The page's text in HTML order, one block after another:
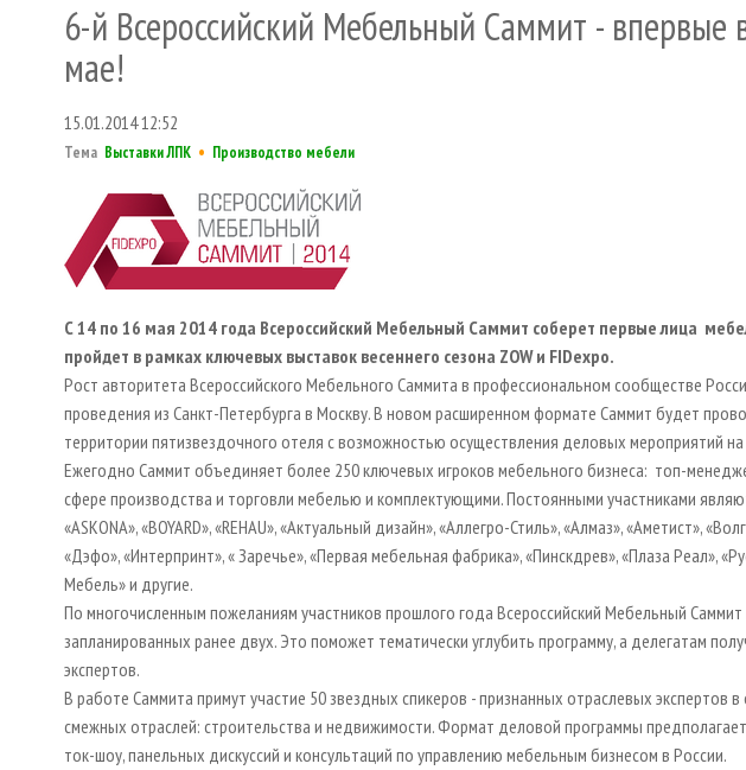
6-й Всероссийский Мебельный Саммит - впервые
мае!
15.01.2014 12:52
Тема Выставки ЛПК • Производство мебели
С 14 по 16 мая 2014 года Всероссийский Мебельный Саммит соберет первые лица
пройдет в рамках ключевых выставок весеннего сезона ZOW и FIDexpo.
Рост авторитета Всероссийского Мебельного Саммита в профессиональном сообществе
проведения из Санкт-Петербурга в Москву. В новом расширенном формате Саммит будет
территории пятизвездочного отеля с возможностью осуществления деловых мероприятий
Ежегодно Саммит объединяет более 250 ключевых игроков мебельного бизнеса: топ-
сфере производства и торговли мебелью и комплектующими. Постоянными участниками
«ASKONA», «BOYARD», «REHAU», «Актуальный дизайн», «Аллегро-Стиль», «Алмаз», «Аметист»,
«Дэфо», «Интерпринт», « Заречье», «Первая мебельная фабрика», «Пинскдрев», «Плаза Реал»,
Мебель» и другие.
По многочисленным пожеланиям участников прошлого года Всероссийский Мебельный
запланированных ранее двух. Это поможет тематически углубить программу, а делегатам
экспертов.
В работе Саммита примут участие 50 звездных спикеров - признанных отраслевых экспертов
смежных отраслей: строительства и недвижимости. Формат деловой программы
ток-шоу, панельных дискуссий и консультаций по управлению мебельным бизнесом в России.